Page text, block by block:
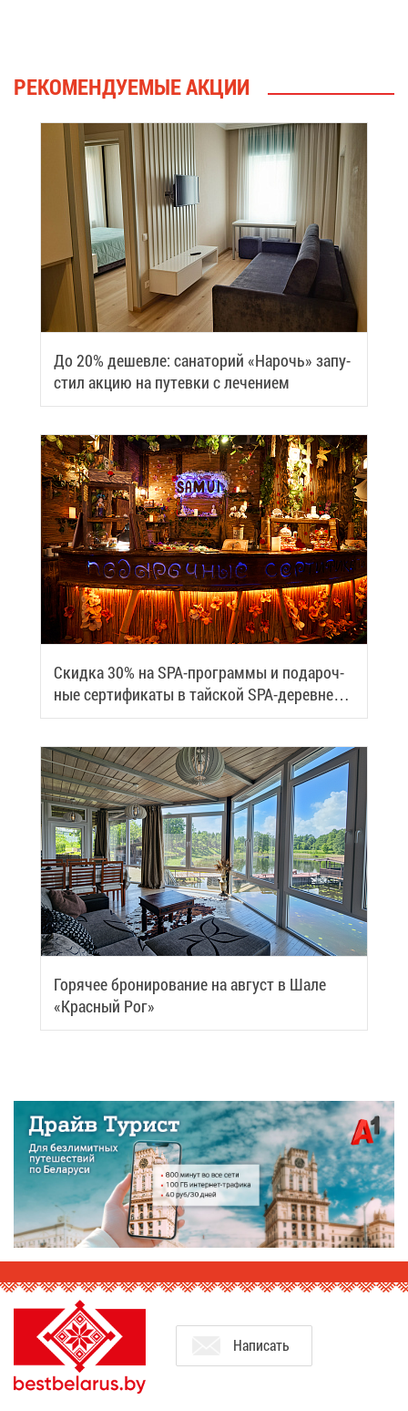
РЕ­КО­МЕН­ДУ­Е­МЫЕ АК­ЦИИ
До 20% де­шев­ле: са­на­то­рий «На­рочь» за­пу­
стил ак­цию на пу­тев­ки с ле­че­ни­ем
Скид­ка 30% на SPA-про­грам­мы и по­да­роч­
ные сер­ти­фи­ка­ты в тай­ской SPA-де­ревне
Samui
Го­ря­чее бро­ни­ро­ва­ние на ав­густ в Ша­ле
«Крас­ный Рог»
На­пи­сать